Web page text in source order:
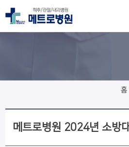
홈
메트로병원 2024년 소방